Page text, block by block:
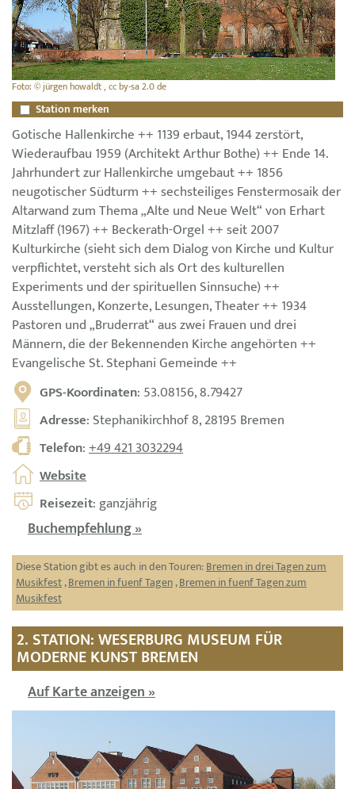
Foto: © jürgen howaldt , cc by-sa 2.0 de
Station merken
Gotische Hallenkirche ++ 1139 erbaut, 1944 zerstört,
Wiederaufbau 1959 (Architekt Arthur Bothe) ++ Ende 14.
Jahrhundert zur Hallenkirche umgebaut ++ 1856
neugotischer Südturm ++ sechsteiliges Fenstermosaik der
Altarwand zum Thema „Alte und Neue Welt“ von Erhart
Mitzlaff (1967) ++ Beckerath-Orgel ++ seit 2007
Kulturkirche (sieht sich dem Dialog von Kirche und Kultur
verpflichtet, versteht sich als Ort des kulturellen
Experiments und der spirituellen Sinnsuche) ++
Ausstellungen, Konzerte, Lesungen, Theater ++ 1934
Pastoren und „Bruderrat“ aus zwei Frauen und drei
Männern, die der Bekennenden Kirche angehörten ++
Evangelische St. Stephani Gemeinde ++
GPS-Koordinaten: 53.08156, 8.79427
Adresse: Stephanikirchhof 8, 28195 Bremen
Telefon:+49 421 3032294
Website
Reisezeit: ganzjährig
Buchempfehlung »
Diese Station gibt es auch in den Touren:Bremen in drei Tagen zum
Musikfest,Bremen in fuenf Tagen,Bremen in fuenf Tagen zum
Musikfest
2. STATION: WESERBURG MUSEUM FÜR
MODERNE KUNST BREMEN
Auf Karte anzeigen »